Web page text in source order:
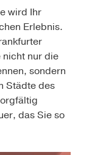
wird Ihr
Erlebnis.
nicht nur die
sondern
Städte des
das Sie so